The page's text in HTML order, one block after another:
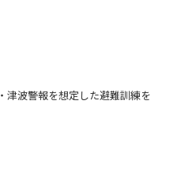
津波警報を想定した避難訓練を